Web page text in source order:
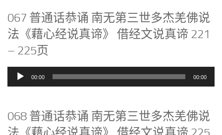
器
067 普通话恭诵 南无第三世多杰羌佛说
法《藉心经说真谛》 借经文说真谛 221
– 225页
器
00:00 00:00
068 普通话恭诵 南无第三世多杰羌佛说